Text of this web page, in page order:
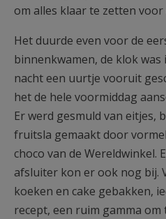
om alles klaar te zetten
Het duurde even voor de
binnenkwamen, de klok
nacht een uurtje vooruit
het de hele voormiddag
Er werd gesmuld van eitjes,
fruitsla gemaakt door
choco van de Wereldwinkel.
afsluiter kon er ook nog bij.
koeken en cake gebakken,
recept, een ruim gamma om